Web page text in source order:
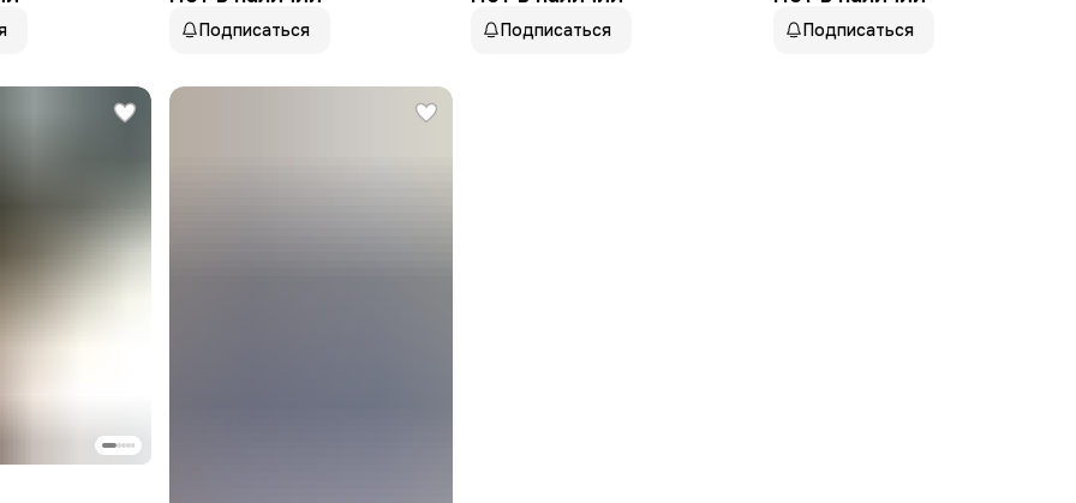
Подписаться
Подписаться
водонепроницаемые, подсветка
стрелок
Подписаться